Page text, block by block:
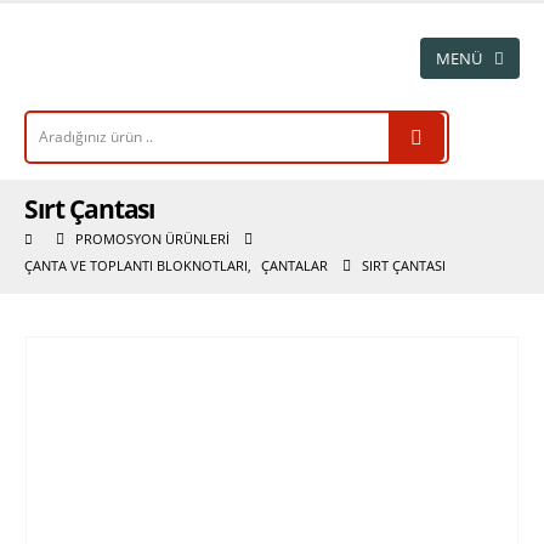
Sırt Çantası
PROMOSYON ÜRÜNLERI
ÇANTA VE TOPLANTI BLOKNOTLARI, ÇANTALAR SIRT ÇANTASI